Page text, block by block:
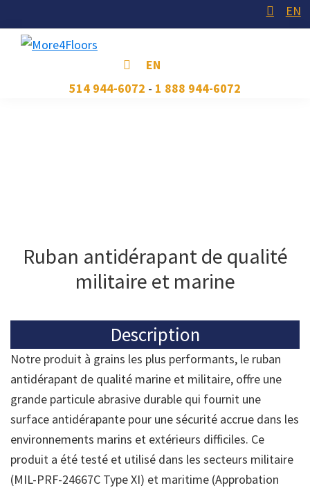
to
primary
to
main
to
footer
EN
EN
514 944-6072 - 1 888 944-6072
Ruban antidérapant de qualité
militaire et marine
Description
Notre produit à grains les plus performants, le ruban
antidérapant de qualité marine et militaire, offre une
grande particule abrasive durable qui fournit une
surface antidérapante pour une sécurité accrue dans les
environnements marins et extérieurs difficiles. Ce
produit a été testé et utilisé dans les secteurs militaire
(MIL-PRF-24667C Type XI) et maritime (Approbation